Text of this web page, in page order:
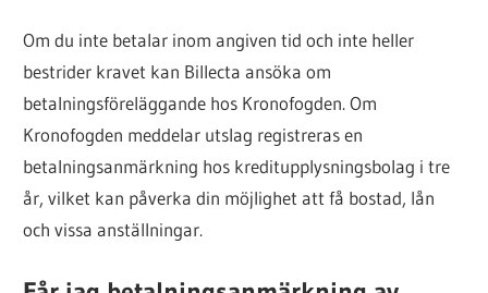
Om du inte betalar inom angiven tid och inte heller
bestrider kravet kan Billecta ansöka om
betalningsföreläggande hos Kronofogden. Om
Kronofogden meddelar utslag registreras en
betalningsanmärkning hos kreditupplysningsbolag i tre
år, vilket kan påverka din möjlighet att få bostad, lån
och vissa anställningar.